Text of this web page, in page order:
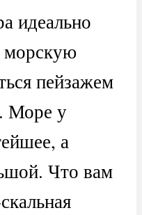
идеально
морскую
пейзажем
Море у
а
Что вам